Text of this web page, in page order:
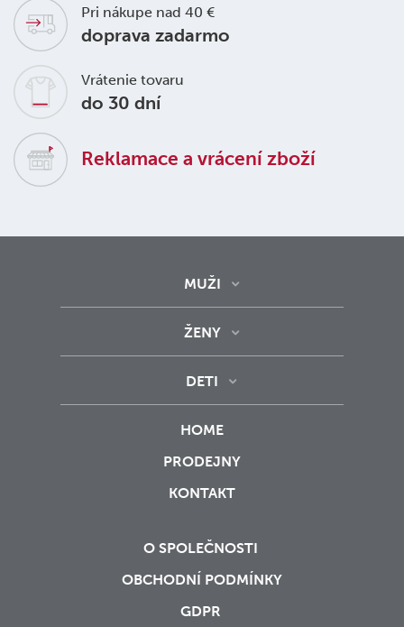
Pri nákupe nad 40 €
doprava zadarmo
Vrátenie tovaru
do 30 dní
Reklamace a vrácení zboží
MUŽI
ŽENY
DETI
HOME
PRODEJNY
KONTAKT
O SPOLEČNOSTI
OBCHODNÍ PODMÍNKY
GDPR